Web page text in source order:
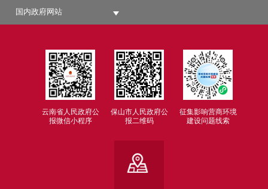
国内政府网站
云南省人民政府公
报微信小程序
保山市人民政府公
报二维码
征集影响营商环境
建设问题线索